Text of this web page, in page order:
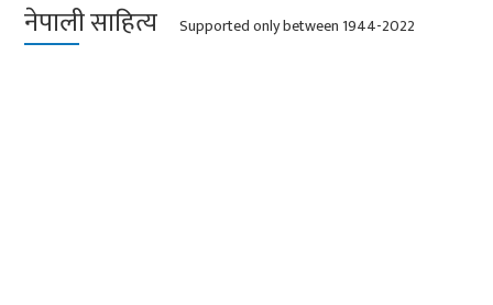
नेपाली साहित्य Supported only between 1944-2022